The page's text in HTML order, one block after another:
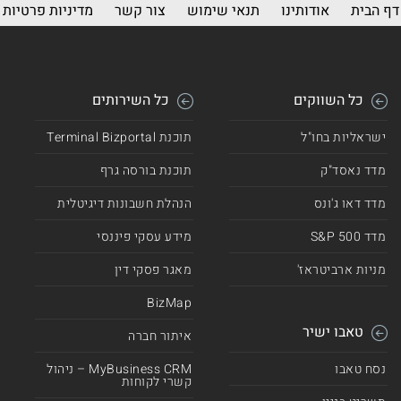
2.42
5,350
0.22
1.12
0.97
3,475,509
2,146
0.83
3,000,000
1,737
0.02
דף הבית אודותינו תנאי שימוש צור קשר מדיניות פרטיות
כל השווקים
ישראליות בחו"ל
מדד נאסד"ק
מדד דאו ג'ונס
מדד 500 S&P
מניות ארביטראז'
טאבו ישיר
נסח טאבו
כל השירותים
תוכנת Terminal Bizportal
תוכנת בורסה גרף
הנהלת חשבונות דיגיטלית
מידע עסקי פיננסי
מאגר פסקי דין
BizMap
איתור חברה
MyBusiness CRM – ניהול
קשרי לקוחות